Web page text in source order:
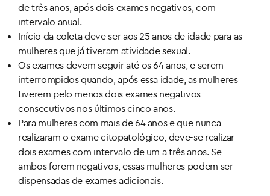
de três anos, após dois exames negativos, com
intervalo anual.
Início da coleta deve ser aos 25 anos de idade para as
mulheres que já tiveram atividade sexual.
Os exames devem seguir até os 64 anos, e serem
interrompidos quando, após essa idade, as mulheres
tiverem pelo menos dois exames negativos
consecutivos nos últimos cinco anos.
Para mulheres com mais de 64 anos e que nunca
realizaram o exame citopatológico, deve-se realizar
dois exames com intervalo de um a três anos. Se
ambos forem negativos, essas mulheres podem ser
dispensadas de exames adicionais.